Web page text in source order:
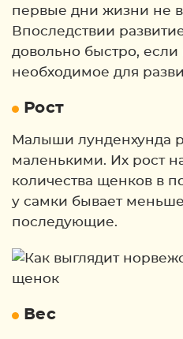
первые дни жизни не
Впоследствии
довольно быстро,
необходимое для
Рост
Малыши лунденхунда
маленькими. Их рост
количества щенков в
у самки бывает
последующие.
Вес